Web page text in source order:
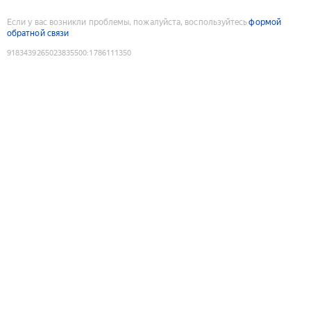
Если у вас возникли проблемы, пожалуйста, воспользуйтесьформой
обратной связи
9183439265023835500:1786111350